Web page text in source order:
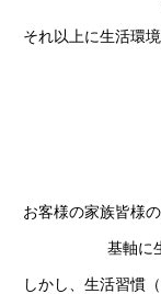
それ以上に生活環
お客様の家族皆様
基軸に
しかし、生活習慣